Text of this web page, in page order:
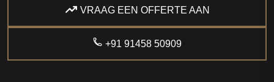
VRAAG EEN OFFERTE AAN
+91 91458 50909